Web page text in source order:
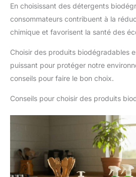
En choisissant des détergents
consommateurs contribuent à la
chimique et favorisent la santé des
Choisir des produits biodégradables
puissant pour protéger notre
conseils pour faire le bon choix.
Conseils pour choisir des produits